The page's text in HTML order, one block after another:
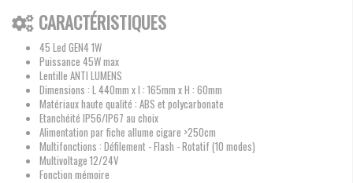
CARACTÉRISTIQUES
45 Led GEN4 1W
Puissance 45W max
Lentille ANTI LUMENS
Dimensions : L 440mm x l : 165mm x H : 60mm
Matériaux haute qualité : ABS et polycarbonate
Etanchéité IP56/IP67 au choix
Alimentation par fiche allume cigare >250cm
Multifonctions : Défilement - Flash - Rotatif (10 modes)
Multivoltage 12/24V
Fonction mémoire